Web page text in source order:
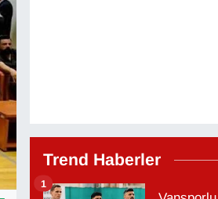
Trend Haberler
1